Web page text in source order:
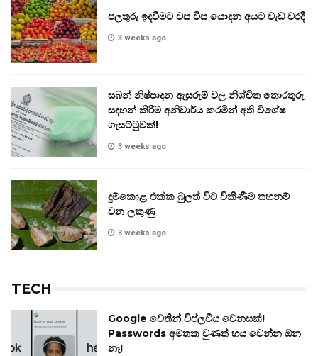
පලතුරු ඉදවීමට වස විස යොදන අයට වැඩ වරදී
3 weeks ago
සබන් නිෂ්පාදන ඇසුරුම් වල නිශ්චිත තොරතුරු
සඳහන් කිරීම අනිවාර්ය කරමින් අති විශේෂ
ගැසට්ටුවක්!
3 weeks ago
දුම්කොළ එක්ක බුලත් විට විකිණීම තහනම්
වන ලකුණු
3 weeks ago
TECH
Google වෙතින් විප්ලවීය වෙනසක්!
Passwords අමතක වුණත් භය වෙන්න ඕන
නෑ!